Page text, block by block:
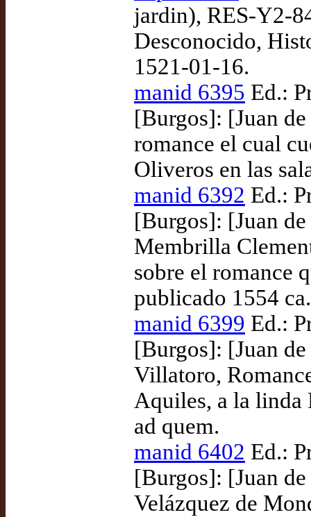
jardin), RES-Y2-
Desconocido,
1521-01-16.
manid 6395 Ed.:
[Burgos]: [Juan
romance el cual
Oliveros en las
manid 6392 Ed.:
[Burgos]: [Juan
Membrilla
sobre el romance
publicado 1554 ca.
manid 6399 Ed.:
[Burgos]: [Juan
Villatoro,
Aquiles, a la linda
ad quem.
manid 6402 Ed.:
[Burgos]: [Juan
Velázquez de